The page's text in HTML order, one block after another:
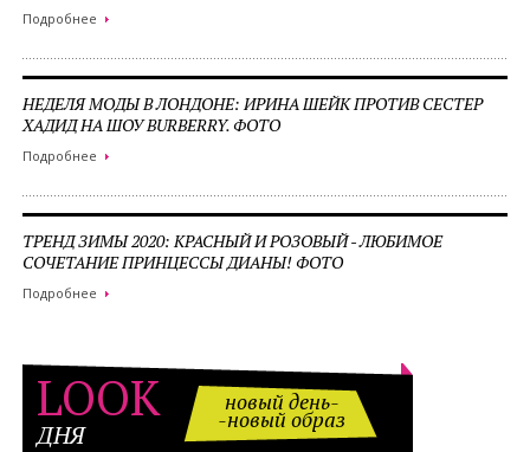
Подробнее
НЕДЕЛЯ МОДЫ В ЛОНДОНЕ: ИРИНА ШЕЙК ПРОТИВ СЕСТЕР
ХАДИД НА ШОУ BURBERRY. ФОТО
Подробнее
ТРЕНД ЗИМЫ 2020: КРАСНЫЙ И РОЗОВЫЙ - ЛЮБИМОЕ
СОЧЕТАНИЕ ПРИНЦЕССЫ ДИАНЫ! ФОТО
Подробнее
LOOK
ДНЯ
новый день-
-новый образ